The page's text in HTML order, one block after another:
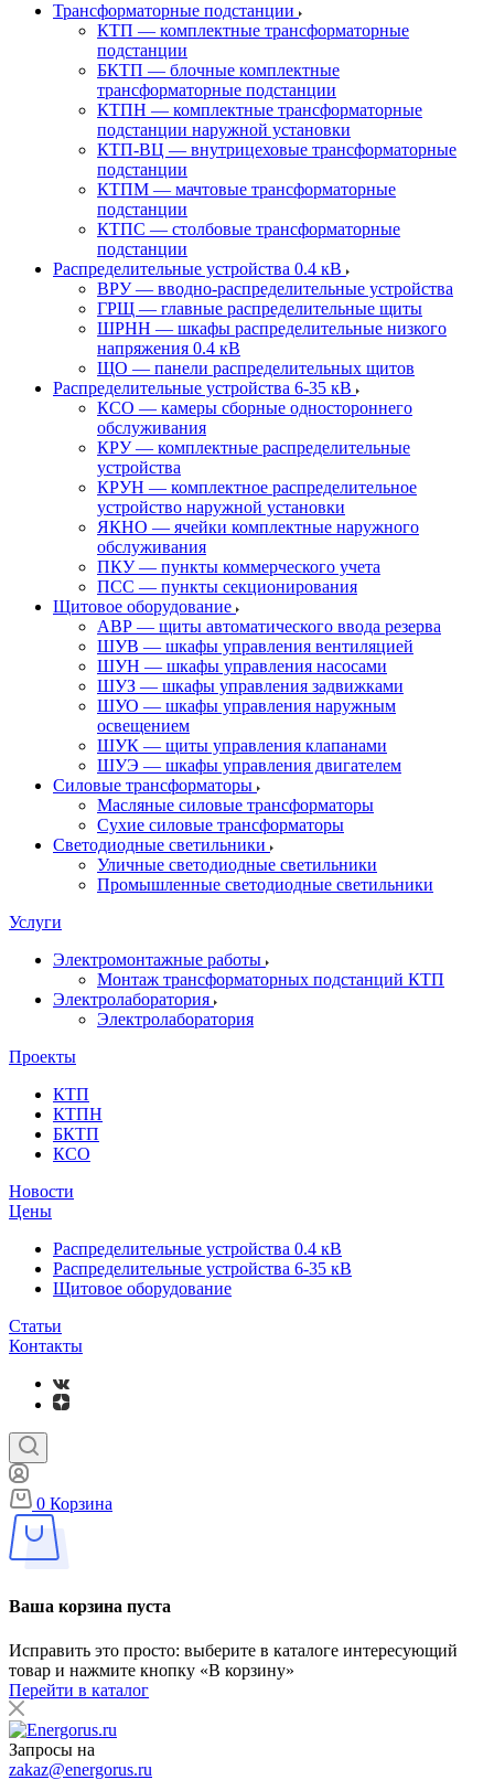
Трансформаторные подстанции
КТП — комплектные трансформаторные
подстанции
БКТП — блочные комплектные
трансформаторные подстанции
КТПН — комплектные трансформаторные
подстанции наружной установки
КТП-ВЦ — внутрицеховые трансформаторные
подстанции
КТПМ — мачтовые трансформаторные
подстанции
КТПС — столбовые трансформаторные
подстанции
Распределительные устройства 0.4 кВ
ВРУ — вводно-распределительные устройства
ГРЩ — главные распределительные щиты
ШРНН — шкафы распределительные низкого
напряжения 0.4 кВ
ЩО — панели распределительных щитов
Распределительные устройства 6-35 кВ
КСО — камеры сборные одностороннего
обслуживания
КРУ — комплектные распределительные
устройства
КРУН — комплектное распределительное
устройство наружной установки
ЯКНО — ячейки комплектные наружного
обслуживания
ПКУ — пункты коммерческого учета
ПСС — пункты секционирования
Щитовое оборудование
АВР — щиты автоматического ввода резерва
ШУВ — шкафы управления вентиляцией
ШУН — шкафы управления насосами
ШУЗ — шкафы управления задвижками
ШУО — шкафы управления наружным
освещением
ШУК — щиты управления клапанами
ШУЭ — шкафы управления двигателем
Силовые трансформаторы
Масляные силовые трансформаторы
Сухие силовые трансформаторы
Светодиодные светильники
Уличные светодиодные светильники
Промышленные светодиодные светильники
Услуги
Электромонтажные работы
Монтаж трансформаторных подстанций КТП
Электролаборатория
Электролаборатория
Проекты
КТП
КТПН
БКТП
КСО
Новости
Цены
Распределительные устройства 0.4 кВ
Распределительные устройства 6-35 кВ
Щитовое оборудование
Статьи
Контакты
0 Корзина
Ваша корзина пуста
Исправить это просто: выберите в каталоге интересующий
товар и нажмите кнопку «В корзину»
Перейти в каталог
Запросы на
zakaz@energorus.ru